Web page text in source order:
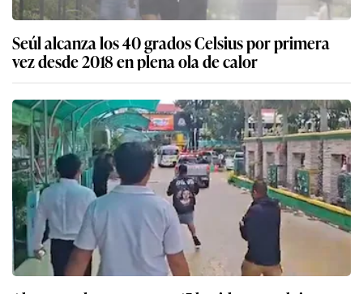
Seúl alcanza los 40 grados Celsius por primera
vez desde 2018 en plena ola de calor